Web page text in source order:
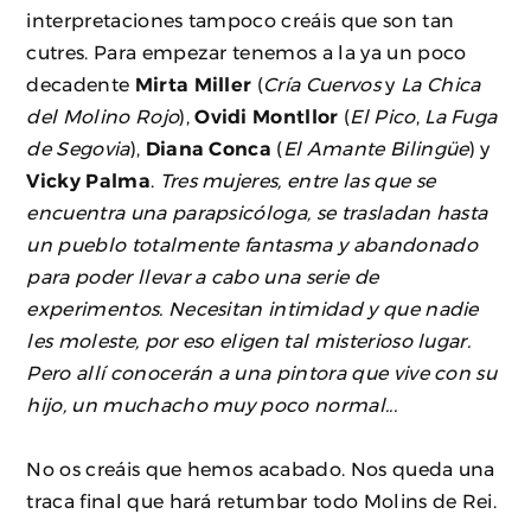
interpretaciones tampoco creáis que son tan
cutres. Para empezar tenemos a la ya un poco
decadente Mirta Miller (Cría Cuervosy La Chica
del Molino Rojo),Ovidi Montllor (El Pico, La Fuga
de Segovia), Diana Conca (El Amante Bilingüe) y
Vicky Palma. Tres mujeres, entre las que se
encuentra una parapsicóloga, se trasladan hasta
un pueblo totalmente fantasma y abandonado
para poder llevar a cabo una serie de
experimentos. Necesitan intimidad y que nadie
les moleste, por eso eligen tal misterioso lugar.
Pero allí conocerán a una pintora que vive con su
hijo, un muchacho muy poco normal...
No os creáis que hemos acabado. Nos queda una
traca final que hará retumbar todo Molins de Rei.